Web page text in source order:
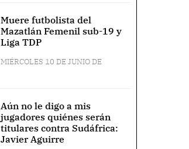
Muere futbolista del
Mazatlán Femenil sub-19 y
Liga TDP
MIÉRCOLES 10 DE JUNIO DE
Aún no le digo a mis
jugadores quiénes serán
titulares contra Sudáfrica:
Javier Aguirre